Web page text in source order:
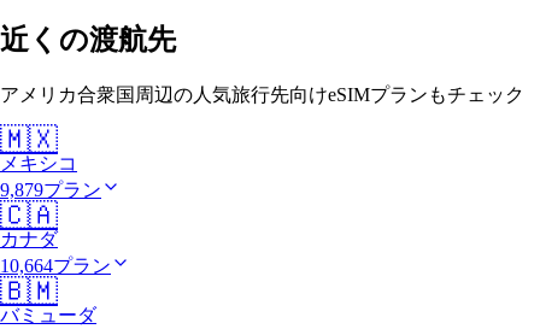
近くの渡航先
アメリカ合衆国周辺の人気旅行先向けeSIMプランもチェック
🇲🇽
メキシコ
9,879プラン
🇨🇦
カナダ
10,664プラン
🇧🇲
バミューダ